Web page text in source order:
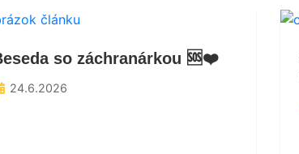
so záchranárkou 🆘❤️
24.6.2026